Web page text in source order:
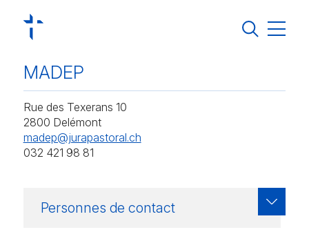
Régions pastorales
Vivre sa foi
S’engager
MADEP
Rue des Texerans 10
2800 Delémont
madep@jurapastoral.ch
032 421 98 81
Personnes de contact